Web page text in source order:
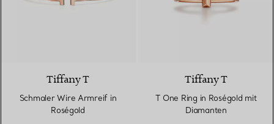
Tiffany T
Schmaler Wire Armreif in
Roségold
Tiffany T
T One Ring in Roségold mit
Diamanten